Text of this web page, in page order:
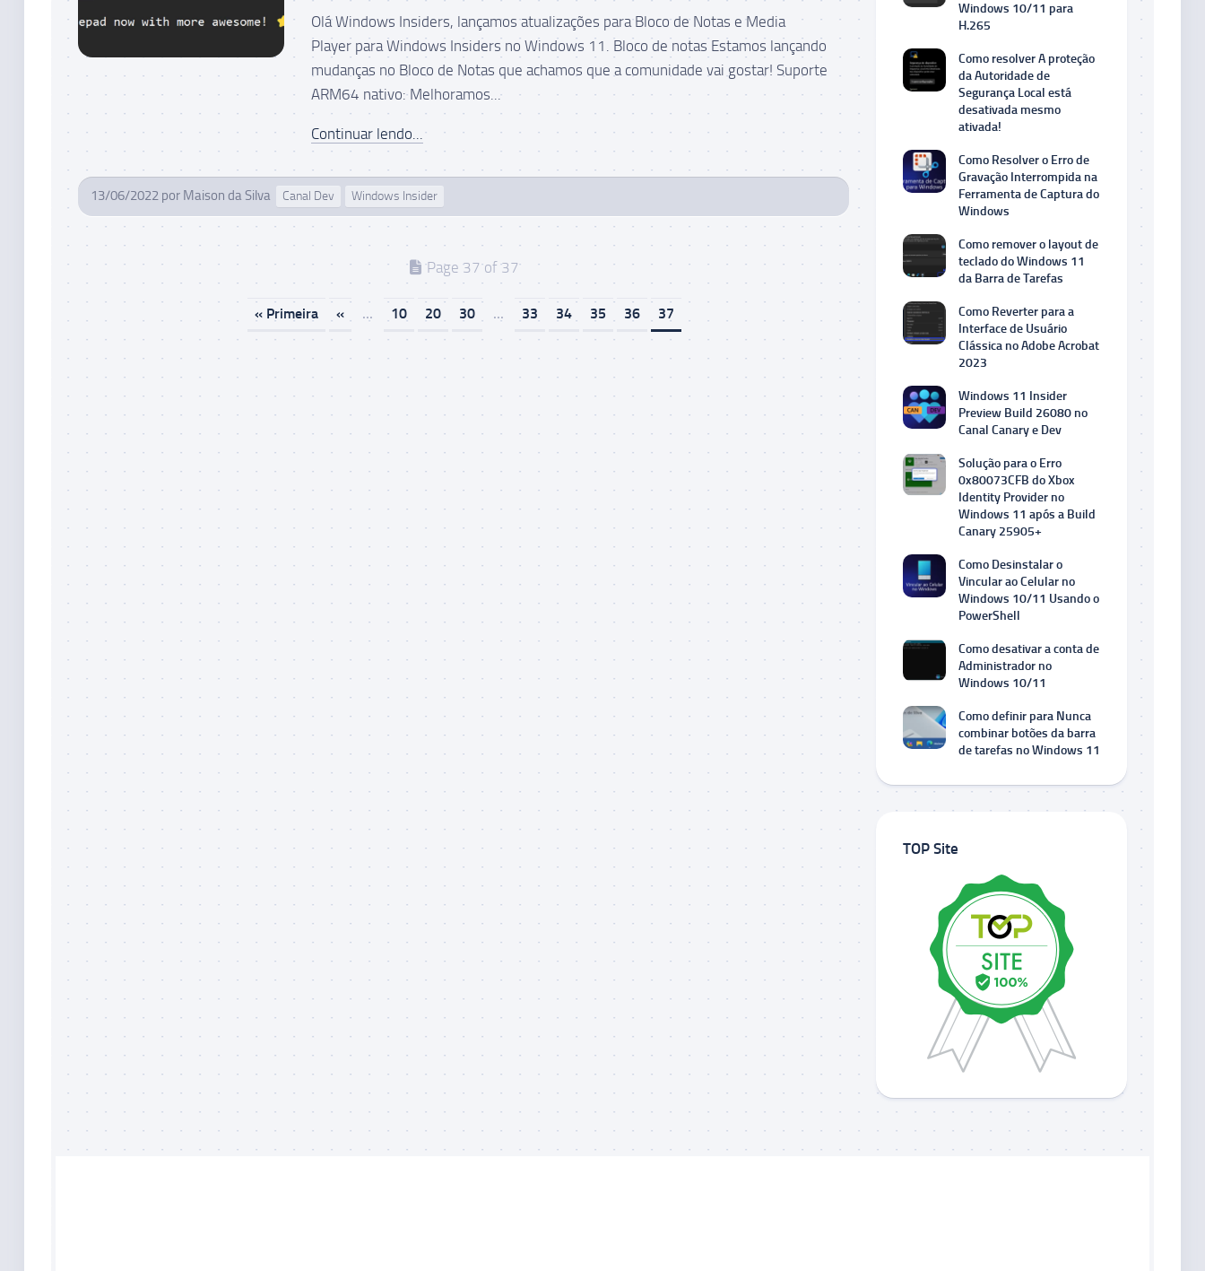
Olá Windows Insiders, lançamos atualizações para Bloco de Notas e Media
Player para Windows Insiders no Windows 11. Bloco de notas Estamos lançando
mudanças no Bloco de Notas que achamos que a comunidade vai gostar! Suporte
ARM64 nativo: Melhoramos...
Continuar lendo...
13/06/2022 por Maison da Silva Canal Dev Windows Insider
Page 37 of 37
« Primeira « ... 10 20 30 ... 33 34 35 36 37
Windows 10/11 para
H.265
Como resolver A proteção
da Autoridade de
Segurança Local está
desativada mesmo
ativada!
Como Resolver o Erro de
Gravação Interrompida na
Ferramenta de Captura do
Windows
Como remover o layout de
teclado do Windows 11
da Barra de Tarefas
Como Reverter para a
Interface de Usuário
Clássica no Adobe Acrobat
2023
Windows 11 Insider
Preview Build 26080 no
Canal Canary e Dev
Solução para o Erro
0x80073CFB do Xbox
Identity Provider no
Windows 11 após a Build
Canary 25905+
Como Desinstalar o
Vincular ao Celular no
Windows 10/11 Usando o
PowerShell
Como desativar a conta de
Administrador no
Windows 10/11
Como definir para Nunca
combinar botões da barra
de tarefas no Windows 11
TOP Site